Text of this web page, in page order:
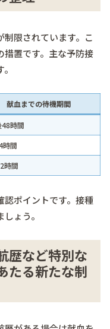
限されています。こ
措置です。主な予防接
献血までの待機期間
時間
時間
時間
認ポイントです。接種
ょう。
歴など特別な
たる新たな制